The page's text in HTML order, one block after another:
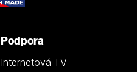
Podpora
Internetová TV